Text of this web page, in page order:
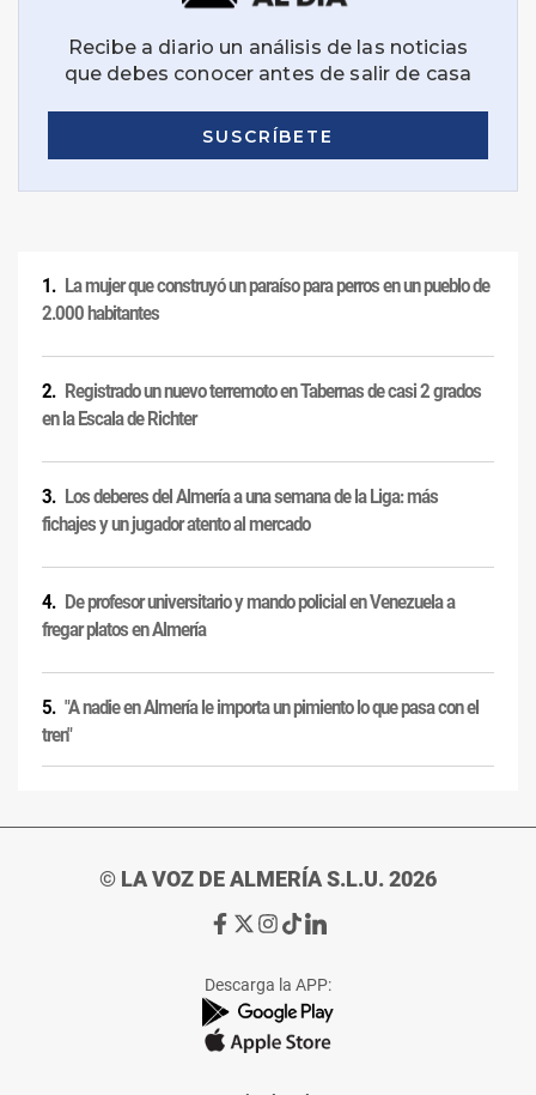
La mujer que construyó un paraíso para perros en un pueblo de
2.000 habitantes
Registrado un nuevo terremoto en Tabernas de casi 2 grados
en la Escala de Richter
Los deberes del Almería a una semana de la Liga: más
fichajes y un jugador atento al mercado
De profesor universitario y mando policial en Venezuela a
fregar platos en Almería
"A nadie en Almería le importa un pimiento lo que pasa con el
tren"
© LA VOZ DE ALMERÍA S.L.U. 2026
Ir
de
La
Voz
Ir
de
La
Voz
Ir
de
La
Voz
Ir
de
La
Voz
Ir
de
La
Voz
Descarga la APP: